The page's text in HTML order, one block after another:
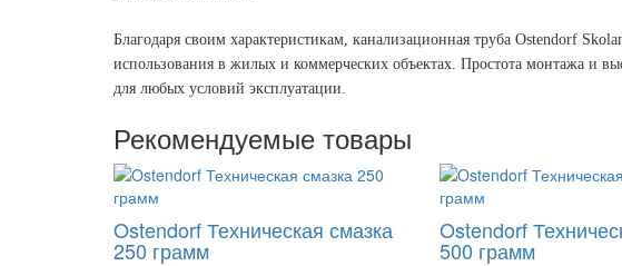
Благодаря своим характеристикам, канализационная труба Ostendorf
использования в жилых и коммерческих объектах. Простота монтажа и
для любых условий эксплуатации.
Рекомендуемые товары
Ostendorf Техническая смазка
250 грамм
Ostendorf
500 грамм